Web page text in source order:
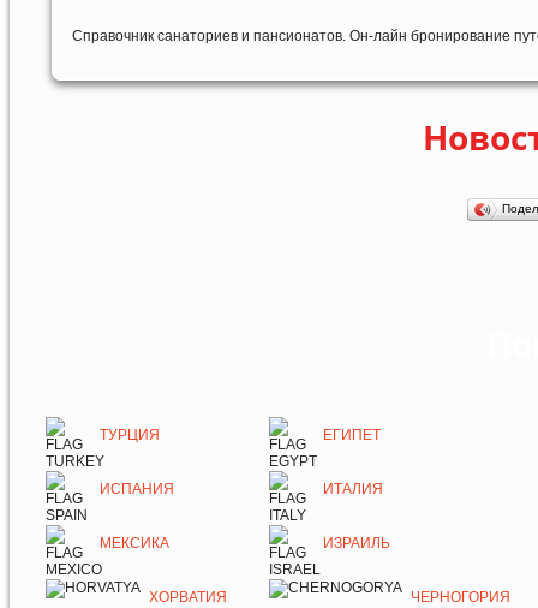
Справочник санаториев и пансионатов. Он-лайн бронирование
ТУРЦИЯ ЕГИПЕТ
ИСПАНИЯ ИТАЛИЯ
МЕКСИКА ИЗРАИЛЬ
ХОРВАТИЯ ЧЕРНОГОРИЯ